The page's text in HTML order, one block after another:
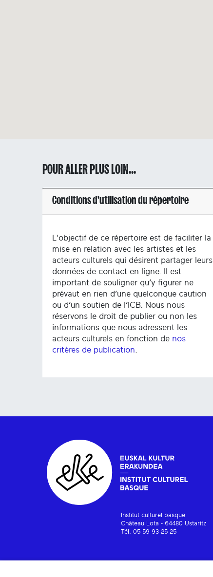
POUR ALLER PLUS LOIN...
Conditions d'utilisation du répertoire
L'objectif de ce répertoire est de faciliter la
mise en relation avec les artistes et les
acteurs culturels qui désirent partager leurs
données de contact en ligne. Il est
important de souligner qu’y figurer ne
prévaut en rien d’une quelconque caution
ou d’un soutien de l’ICB. Nous nous
réservons le droit de publier ou non les
informations que nous adressent les
acteurs culturels en fonction de nos
critères de publication
Institut culturel basque
Château Lota - 64480 Ustaritz
Tél. 05 59 93 25 25